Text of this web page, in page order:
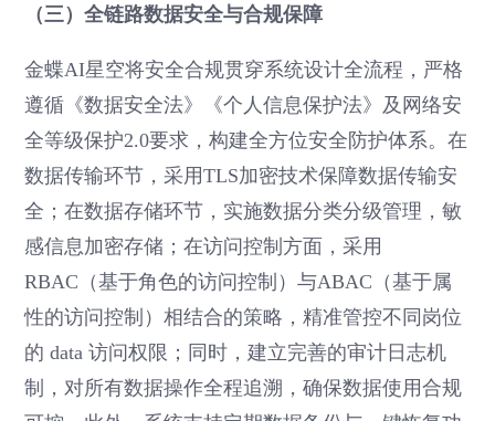
（三）全链路数据安全与合规保障
金蝶AI星空将安全合规贯穿系统设计全流程，严格
遵循《数据安全法》《个人信息保护法》及网络安
全等级保护2.0要求，构建全方位安全防护体系。在
数据传输环节，采用TLS加密技术保障数据传输安
全；在数据存储环节，实施数据分类分级管理，敏
感信息加密存储；在访问控制方面，采用
RBAC（基于角色的访问控制）与ABAC（基于属
性的访问控制）相结合的策略，精准管控不同岗位
的 data 访问权限；同时，建立完善的审计日志机
制，对所有数据操作全程追溯，确保数据使用合规